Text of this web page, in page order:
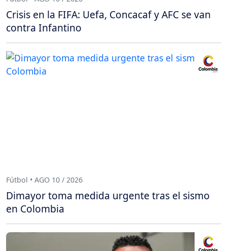
Crisis en la FIFA: Uefa, Concacaf y AFC se van
contra Infantino
Fútbol • AGO 10 / 2026
Dimayor toma medida urgente tras el sismo
en Colombia